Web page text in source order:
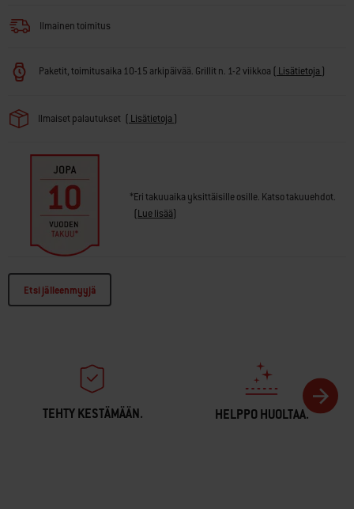
Ilmainen toimitus
Paketit, toimitusaika 10-15 arkipäivää. Grillit n. 1-2 viikkoa ( Lisätietoja )
Ilmaiset palautukset ( Lisätietoja )
*Eri takuuaika yksittäisille osille. Katso takuuehdot.
(Lue lisää)
Etsi jälleenmyyjä
TEHTY KESTÄMÄÄN. HELPPO HUOLTAA.